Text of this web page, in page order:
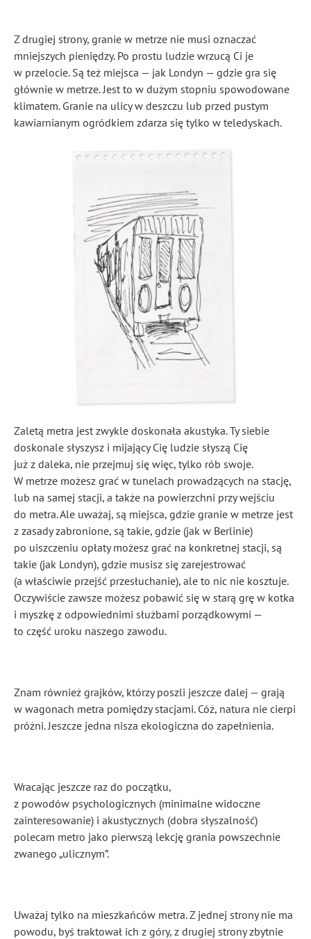
Z drugiej strony, granie w metrze nie musi oznaczać
mniejszych pieniędzy. Po prostu ludzie wrzucą Ci je
w przelocie. Są też miejsca — jak Londyn — gdzie gra się
głównie w metrze. Jest to w dużym stopniu spowodowane
klimatem. Granie na ulicy w deszczu lub przed pustym
kawiarnianym ogródkiem zdarza się tylko w teledyskach.
Zaletą metra jest zwykle doskonała akustyka. Ty siebie
doskonale słyszysz i mijający Cię ludzie słyszą Cię
już z daleka, nie przejmuj się więc, tylko rób swoje.
W metrze możesz grać w tunelach prowadzących na stację,
lub na samej stacji, a także na powierzchni przy wejściu
do metra. Ale uważaj, są miejsca, gdzie granie w metrze jest
z zasady zabronione, są takie, gdzie (jak w Berlinie)
po uiszczeniu opłaty możesz grać na konkretnej stacji, są
takie (jak Londyn), gdzie musisz się zarejestrować
(a właściwie przejść przesłuchanie), ale to nic nie kosztuje.
Oczywiście zawsze możesz pobawić się w starą grę w kotka
i myszkę z odpowiednimi służbami porządkowymi —
to część uroku naszego zawodu.
Znam również grajków, którzy poszli jeszcze dalej — grają
w wagonach metra pomiędzy stacjami. Cóż, natura nie cierpi
próżni. Jeszcze jedna nisza ekologiczna do zapełnienia.
Wracając jeszcze raz do początku,
z powodów psychologicznych (minimalne widoczne
zainteresowanie) i akustycznych (dobra słyszalność)
polecam metro jako pierwszą lekcję grania powszechnie
zwanego „ulicznym”.
Uważaj tylko na mieszkańców metra. Z jednej strony nie ma
powodu, byś traktował ich z góry, z drugiej strony zbytnie